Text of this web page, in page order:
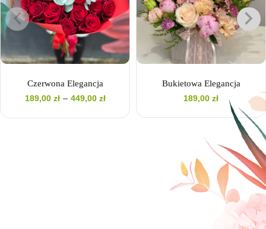
Czerwona Elegancja
189,00 zł – 449,00 zł
189,00 zł
Bukietowa Elegancja
189,00 zł